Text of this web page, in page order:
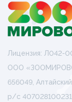
Лицензия: Л042-
ООО
656049,
р/с